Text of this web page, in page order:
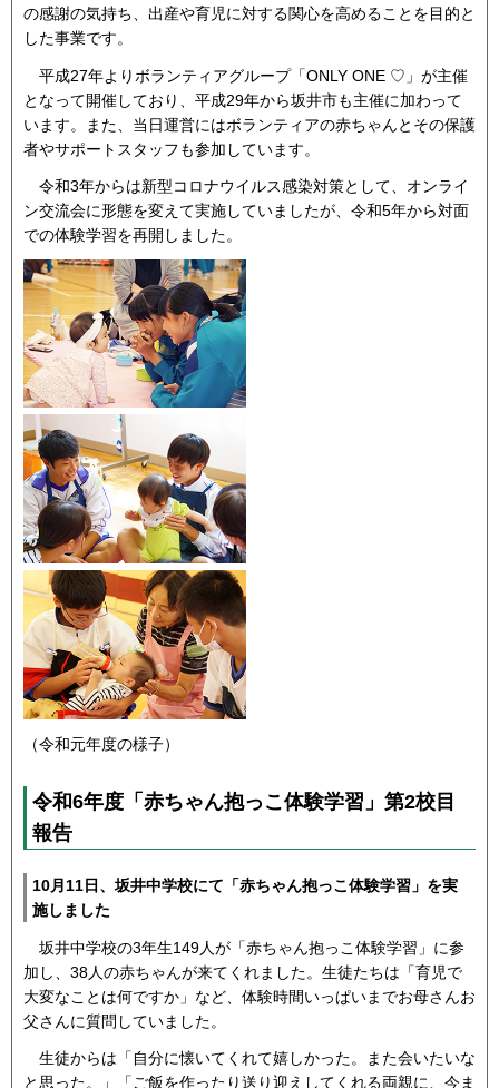
の感謝の気持ち、出産や育児に対する関心を高めることを目的と
した事業です。
平成27年よりボランティアグループ「ONLY ONE ♡」が主催
となって開催しており、平成29年から坂井市も主催に加わって
います。また、当日運営にはボランティアの赤ちゃんとその保護
者やサポートスタッフも参加しています。
令和3年からは新型コロナウイルス感染対策として、オンライ
ン交流会に形態を変えて実施していましたが、令和5年から対面
での体験学習を再開しました。
（令和元年度の様子）
令和6年度「赤ちゃん抱っこ体験学習」第2校目
報告
10月11日、坂井中学校にて「赤ちゃん抱っこ体験学習」を実
施しました
坂井中学校の3年生149人が「赤ちゃん抱っこ体験学習」に参
加し、38人の赤ちゃんが来てくれました。生徒たちは「育児で
大変なことは何ですか」など、体験時間いっぱいまでお母さんお
父さんに質問していました。
生徒からは「自分に懐いてくれて嬉しかった。また会いたいな
と思った。」「ご飯を作ったり送り迎えしてくれる両親に、今ま